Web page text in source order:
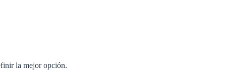
la mejor opción.